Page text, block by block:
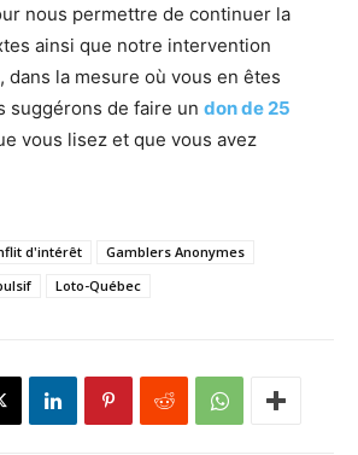
nous permettre de continuer la
ainsi que notre intervention
dans la mesure où vous en êtes
suggérons de faire un don de 25
vous lisez et que vous avez
d'intérêt
Gamblers Anonymes
Loto-Québec